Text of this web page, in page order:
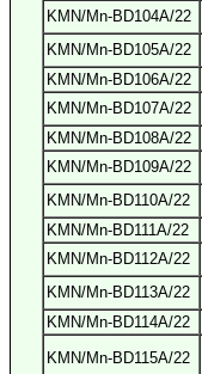
KMN/Mn-BD104A/22
KMN/Mn-BD105A/22
KMN/Mn-BD106A/22
KMN/Mn-BD107A/22
KMN/Mn-BD108A/22
KMN/Mn-BD109A/22
KMN/Mn-BD110A/22
KMN/Mn-BD111A/22
KMN/Mn-BD112A/22
KMN/Mn-BD113A/22
KMN/Mn-BD114A/22
KMN/Mn-BD115A/22